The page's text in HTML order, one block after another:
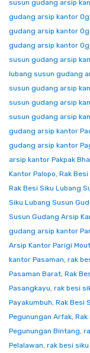
susun gudang arsip
gudang arsip kantor
gudang arsip kantor
gudang arsip kantor
susun gudang arsip
lubang susun gudang
susun gudang arsip
susun gudang arsip
susun gudang arsip
gudang arsip kantor
gudang arsip kantor
arsip kantor Pakpak
Kantor Palopo, Rak
Rak Besi Siku Lubang
Siku Lubang Susun
Susun Gudang Arsip
gudang arsip kantor
Arsip Kantor Parigi
kantor Pasaman, rak
Pasaman Barat, Rak
Pasangkayu, rak besi
Payakumbuh, Rak Besi
Pegunungan Arfak, Rak
Pegunungan Bintang,
Pelalawan, rak besi